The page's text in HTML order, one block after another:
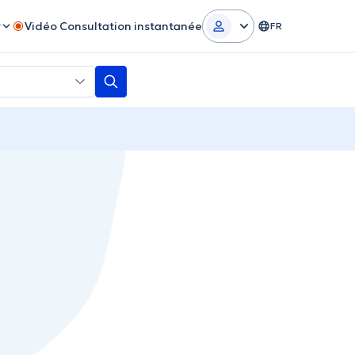
Vidéo Consultation instantanée FR